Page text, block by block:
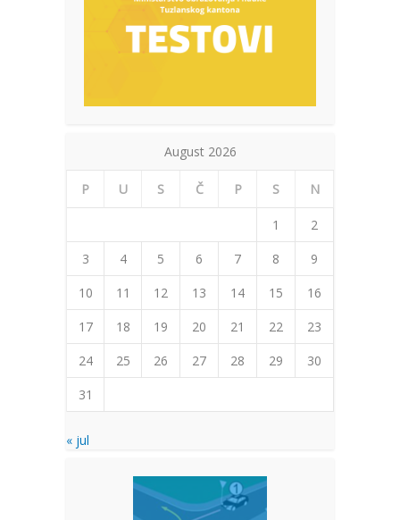
August 2026
P U S Č P S N
1
2
3
4 5 6 7 8
9
10
11 12 13 14 15
16
17
18 19 20 21 22
23
24
25 26 27 28 29
30
31
« jul